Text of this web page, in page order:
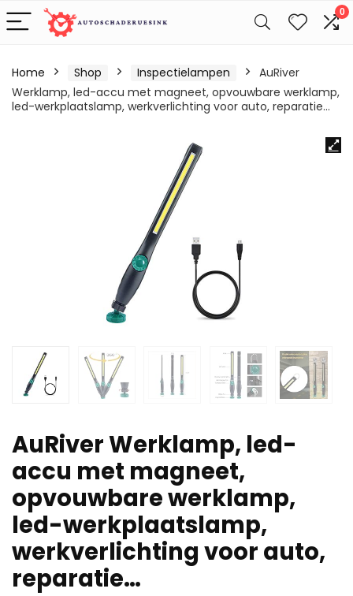
0
Home Shop Inspectielampen
AuRiver
Werklamp, led-accu met magneet, opvouwbare werklamp,
led-werkplaatslamp, werkverlichting voor auto, reparatie…
AuRiver Werklamp, led-
accu met magneet,
opvouwbare werklamp,
led-werkplaatslamp,
werkverlichting voor auto,
reparatie…